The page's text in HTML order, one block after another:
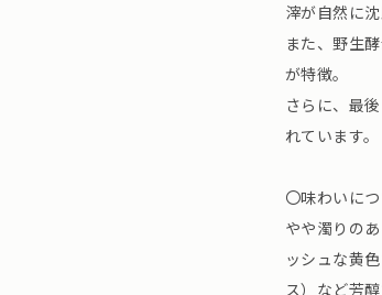
滓が自然に
また、野生
が特徴。
さらに、最
れています。
〇味わいに
やや濁りの
ッシュな黄
ス）など芳